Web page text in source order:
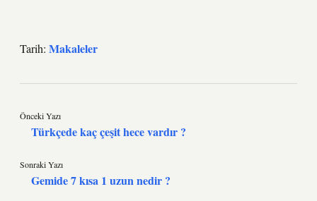
Tarih: Makaleler
Önceki Yazı
Türkçede kaç çeşit hece vardır ?
Sonraki Yazı
Gemide 7 kısa 1 uzun nedir ?